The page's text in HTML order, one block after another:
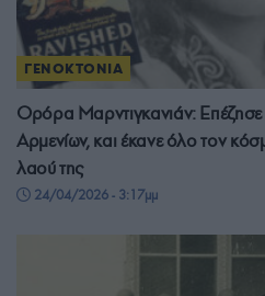
ΓΕΝΟΚΤΟΝΙΑ
Ορόρα Μαρντιγκανιάν: Επέζησε
Αρμενίων, και έκανε όλο τον
λαού της
24/04/2026 - 3:17μμ